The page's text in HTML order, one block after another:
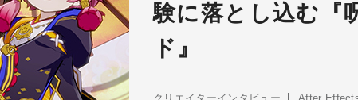
験に落とし込む『
ド』